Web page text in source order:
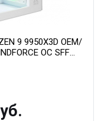
9 9950X3D OEM/
OC SFF